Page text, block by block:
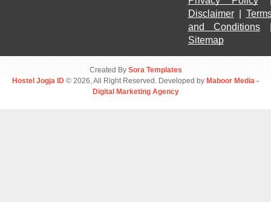
Disclaimer |
and Conditions
Sitemap
Created By Sora Templates
Hostel Jogja ID © 2026, All Right Reserved. Developed by Maboor Media -
Digital Marketing Agency